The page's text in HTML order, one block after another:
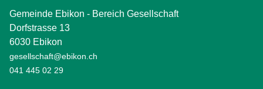
Gemeinde Ebikon - Bereich Gesellschaft
Dorfstrasse 13
6030 Ebikon
gesellschaft@ebikon.ch
041 445 02 29